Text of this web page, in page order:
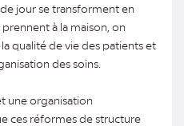
jour se transforment en
à la maison, on
qualité de vie des patients et
des soins.
une organisation
ces réformes de structure